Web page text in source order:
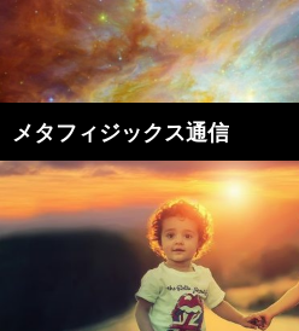
テ
ン
へ
キ
ッ
メタフィジックス通信
索